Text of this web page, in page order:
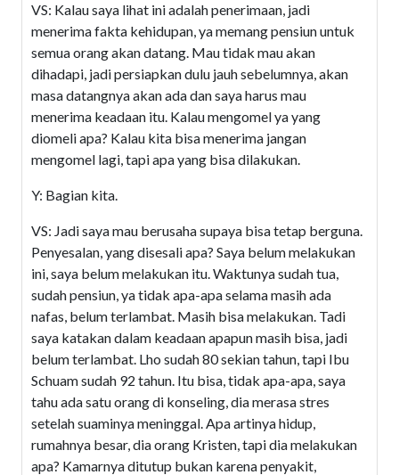
VS: Kalau saya lihat ini adalah penerimaan, jadi
menerima fakta kehidupan, ya memang pensiun untuk
semua orang akan datang. Mau tidak mau akan
dihadapi, jadi persiapkan dulu jauh sebelumnya, akan
masa datangnya akan ada dan saya harus mau
menerima keadaan itu. Kalau mengomel ya yang
diomeli apa? Kalau kita bisa menerima jangan
mengomel lagi, tapi apa yang bisa dilakukan.
Y: Bagian kita.
VS: Jadi saya mau berusaha supaya bisa tetap berguna.
Penyesalan, yang disesali apa? Saya belum melakukan
ini, saya belum melakukan itu. Waktunya sudah tua,
sudah pensiun, ya tidak apa-apa selama masih ada
nafas, belum terlambat. Masih bisa melakukan. Tadi
saya katakan dalam keadaan apapun masih bisa, jadi
belum terlambat. Lho sudah 80 sekian tahun, tapi Ibu
Schuam sudah 92 tahun. Itu bisa, tidak apa-apa, saya
tahu ada satu orang di konseling, dia merasa stres
setelah suaminya meninggal. Apa artinya hidup,
rumahnya besar, dia orang Kristen, tapi dia melakukan
apa? Kamarnya ditutup bukan karena penyakit,